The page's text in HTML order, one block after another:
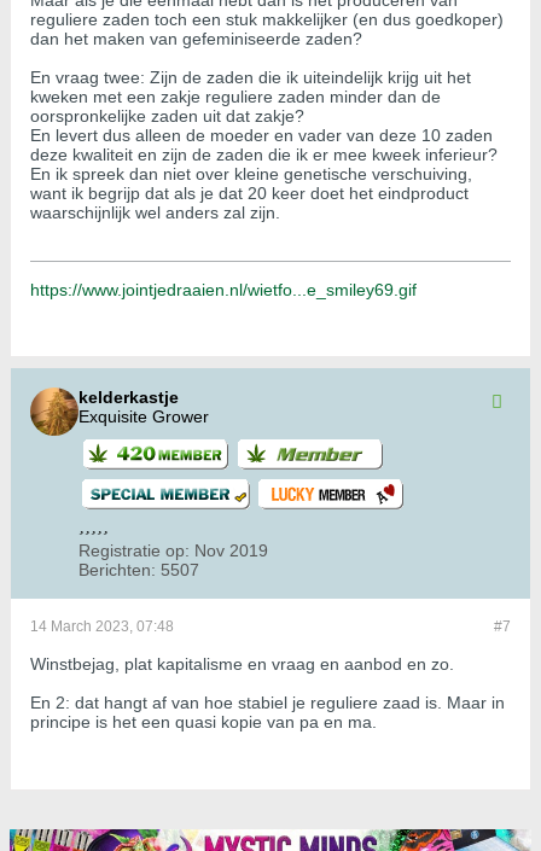
reguliere zaden toch een stuk makkelijker (en dus goedkoper)
dan het maken van gefeminiseerde zaden?
En vraag twee: Zijn de zaden die ik uiteindelijk krijg uit het
kweken met een zakje reguliere zaden minder dan de
oorspronkelijke zaden uit dat zakje?
En levert dus alleen de moeder en vader van deze 10 zaden
deze kwaliteit en zijn de zaden die ik er mee kweek inferieur?
En ik spreek dan niet over kleine genetische verschuiving,
want ik begrijp dat als je dat 20 keer doet het eindproduct
waarschijnlijk wel anders zal zijn.
https://www.jointjedraaien.nl/wietfo...e_smiley69.gif
kelderkastje
Exquisite Grower
Registratie op: Nov 2019
Berichten: 5507
#7
14 March 2023, 07:48
Winstbejag, plat kapitalisme en vraag en aanbod en zo.
En 2: dat hangt af van hoe stabiel je reguliere zaad is. Maar in
principe is het een quasi kopie van pa en ma.